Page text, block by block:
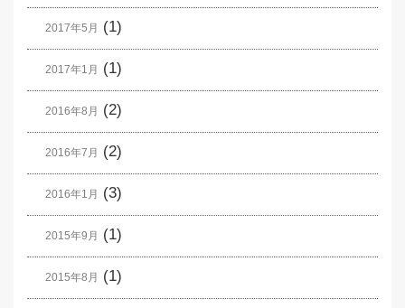
2017年5月 (1)
2017年1月 (1)
2016年8月 (2)
2016年7月 (2)
2016年1月 (3)
2015年9月 (1)
2015年8月 (1)